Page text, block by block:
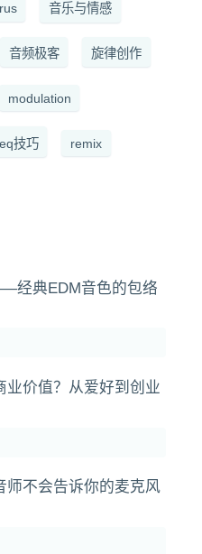
音乐与情感
音频极客 旋律创作
modulation
eq技巧 remix
经典EDM音色的包络
业价值？从爱好到创业
师不会告诉你的麦克风